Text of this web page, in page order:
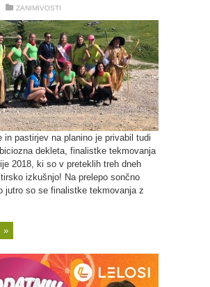
ZANIMIVOSTI
in pastirjev na planino je privabil tudi
dekleta, finalistke tekmovanja
2018, ki so v preteklih treh dneh
izkušnjo! Na prelepo sončno
jutro so se finalistke tekmovanja z
»